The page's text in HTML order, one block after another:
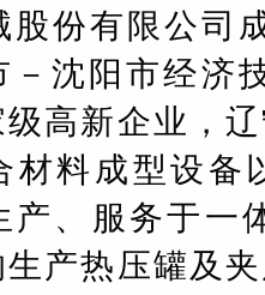
股份有限公司
－沈阳市经济
高新企业，
材料成型设备
产、服务于一
产热压罐及